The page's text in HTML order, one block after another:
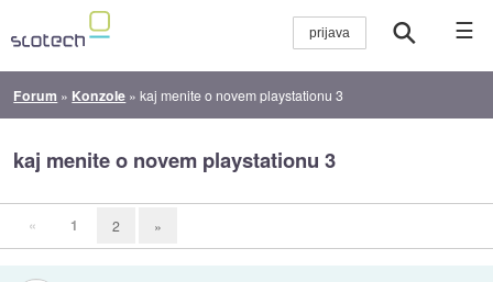
☰
Forum » Konzole »kaj menite o novem playstationu 3
kaj menite o novem playstationu 3
« 1 2 »